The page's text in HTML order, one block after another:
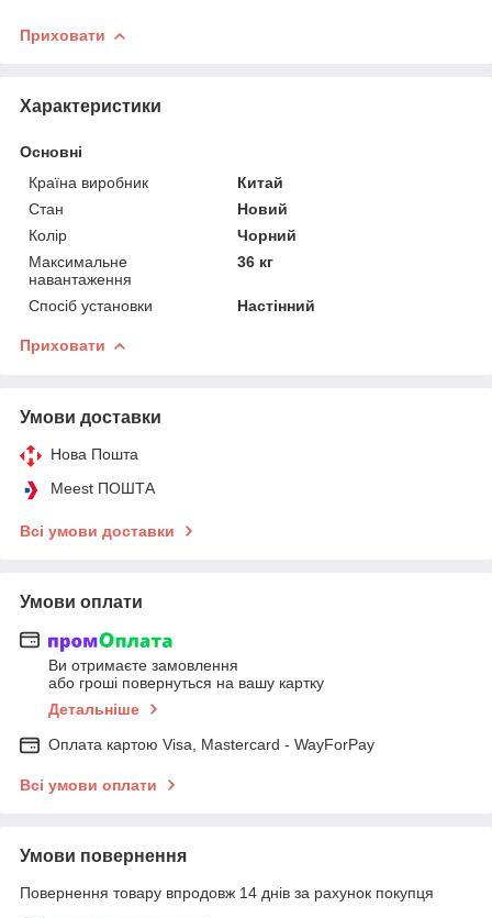
Приховати
Характеристики
Основні
Країна виробник
Китай
Стан
Новий
Колір
Чорний
Максимальне
навантаження
36 кг
Спосіб установки Настінний
Приховати
Умови доставки
Нова Пошта
Meest ПОШТА
Всі умови доставки
Умови оплати
Ви отримаєте замовлення
або гроші повернуться на вашу картку
Детальніше
Оплата картою Visa, Mastercard - WayForPay
Всі умови оплати
Умови повернення
Повернення товару впродовж 14 днів за рахунок покупця